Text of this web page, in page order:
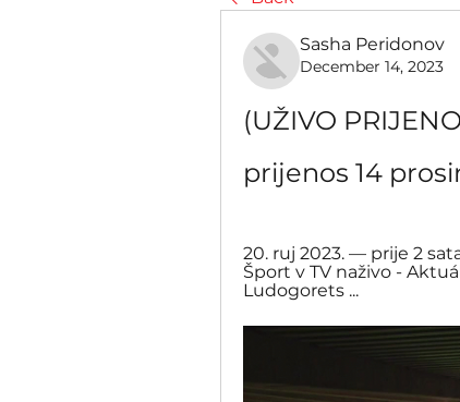
Sasha Peridonov
December 14, 2023
(UŽIVO
prijenos 14
20. ruj 2023. — prije 2
Šport v TV naživo -
Ludogorets ...